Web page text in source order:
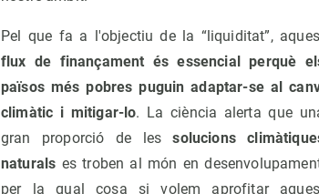
Pel que fa a l'objectiu de la “liquiditat”,
flux de finançament és essencial perquè
països més pobres puguin adaptar-se al
climàtic i mitigar-lo. La ciència alerta que
gran proporció de les solucions
naturals es troben al món en
per la qual cosa si volem aprofitar